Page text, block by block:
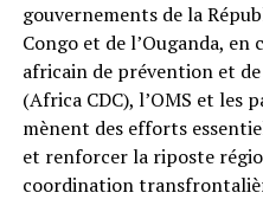
gouvernements de la
Congo et de l’Ouganda,
africain de prévention et
(Africa CDC), l’OMS et les
mènent des efforts
et renforcer la riposte
coordination